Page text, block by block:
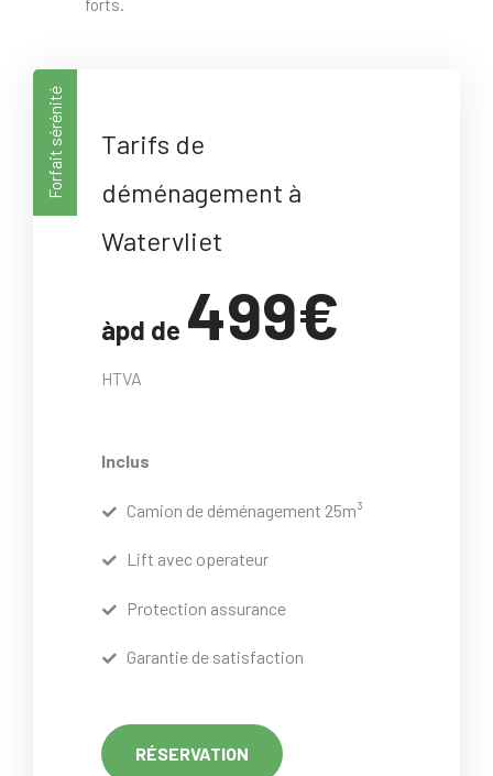
Forfait sérénité
Tarifs de
déménagement à
Watervliet
àpd de 499€
HTVA
Inclus
Camion de déménagement 25m³
Lift avec operateur
Protection assurance
Garantie de satisfaction
RÉSERVATION